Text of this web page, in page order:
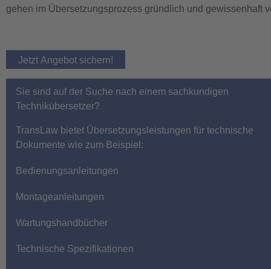
gehen im Übersetzungsprozess gründlich und gewissenhaft
Jetzt Angebot sichern!
Sie sind auf der Suche nach einem sachkundigen
Technikübersetzer?
TransLaw bietet Übersetzungsleistungen für technische
Dokumente wie zum Beispiel:
Bedienungsanleitungen
Montageanleitungen
Wartungshandbücher
Technische Spezifikationen